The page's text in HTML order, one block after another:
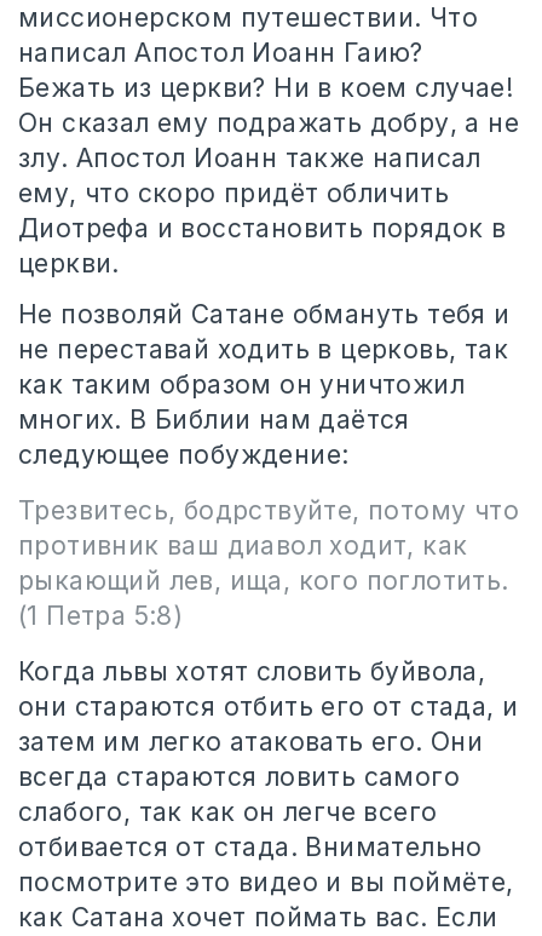
миссионерском путешествии. Что
написал Апостол Иоанн Гаию?
Бежать из церкви? Ни в коем случае!
Он сказал ему подражать добру, а не
злу. Апостол Иоанн также написал
ему, что скоро придёт обличить
Диотрефа и восстановить порядок в
церкви.
Не позволяй Сатане обмануть тебя и
не переставай ходить в церковь, так
как таким образом он уничтожил
многих. В Библии нам даётся
следующее побуждение:
Трезвитесь, бодрствуйте, потому что
противник ваш диавол ходит, как
рыкающий лев, ища, кого поглотить.
(1 Петра 5:8)
Когда львы хотят словить буйвола,
они стараются отбить его от стада, и
затем им легко атаковать его. Они
всегда стараются ловить самого
слабого, так как он легче всего
отбивается от стада. Внимательно
посмотрите это видео и вы поймёте,
как Сатана хочет поймать вас. Если